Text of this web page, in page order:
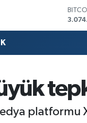
EURO